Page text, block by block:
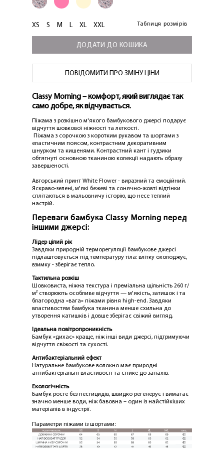
XS S M L XL XXL Таблиця розмірів
ДОДАТИ ДО КОШИКА
ПОВІДОМИТИ ПРО ЗМІНУ ЦІНИ
Classy Morning – комфорт, який виглядає так
само добре, як відчувається.
Піжама з розкішно м'якого бамбукового джерсі подарує
відчуття шовкової ніжності та легкості.
Піжама з сорочкою з коротким рукавом та шортами з
еластичним поясом, контрастним декоративним
шнурком та кишенями. Контрастний кант і гудзики
обтягнуті основною тканиною колекції надають образу
завершеності.
Авторський принт White Flower - виразний та емоційний.
Яскраво-зелені, м'які бежеві та сонячно-жовті відтінки
сплітаються в мальовничу історію, що несе теплий
настрій.
Переваги бамбука Classy Morning перед
іншими джерсі:
Лідер цілий рік
Завдяки природній терморегуляції бамбукове джерсі
підлаштовується під температуру тіла: влітку охолоджує,
взимку - зберігає тепло.
Тактильна розкіш
Шовковиста, ніжна текстура і преміальна щільність 260 г/
м² створюють особливе відчуття — м'якість, затишок і та
благородна «вага» піжами рівня high-end. Завдяки
властивостям бамбука тканина менше схильна до
утворення катишків і довше зберігає свіжий вигляд.
Ідеальна повітропроникність
Бамбук «дихає» краще, ніж інші види джерсі, підтримуючи
відчуття свіжості та сухості.
Антибактеріальний ефект
Натуральне бамбукове волокно має природні
антибактеріальні властивості та стійке до запахів.
Екологічність
Бамбук росте без пестицидів, швидко регенерує і вимагає
значно менше води, ніж бавовна – один із найстійкіших
матеріалів в індустрії.
Параметри піжами із шортами:
ЛАСКАВО ПРОСИМО ДО
NOSOVSKI.COM! ПРИЙМІТЬ ВІД НАС
ПРИВІТНИЙ БОНУС - ЗНИЖКУ НА
ПЕРШЕ ПОКУПКУ
ОТРИМАТИ!